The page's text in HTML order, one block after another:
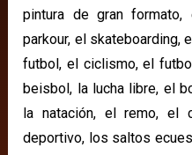
pintura de gran
parkour, el skateboarding,
futbol, el ciclismo, el
beisbol, la lucha libre, el
la natación, el remo, el
deportivo, los saltos